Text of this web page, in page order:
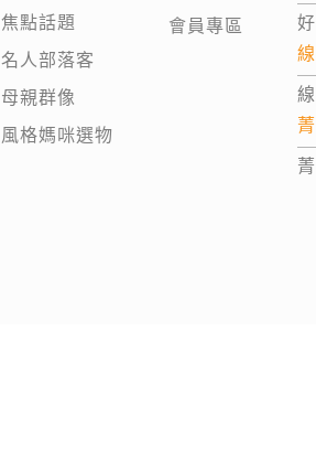
焦點話題
名人部落客
母親群像
風格媽咪選物
會員專區